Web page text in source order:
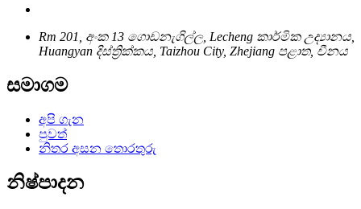
Rm 201, අංක 13 ගොඩනැගිල්ල, Lecheng කාර්මික උද්‍යානය,
Huangyan දිස්ත්‍රික්කය, Taizhou City, Zhejiang පළාත, චීනය
සමාගම
අපි ගැන
පුවත්
නිතර අසන තොරතුරු
නිෂ්පාදන